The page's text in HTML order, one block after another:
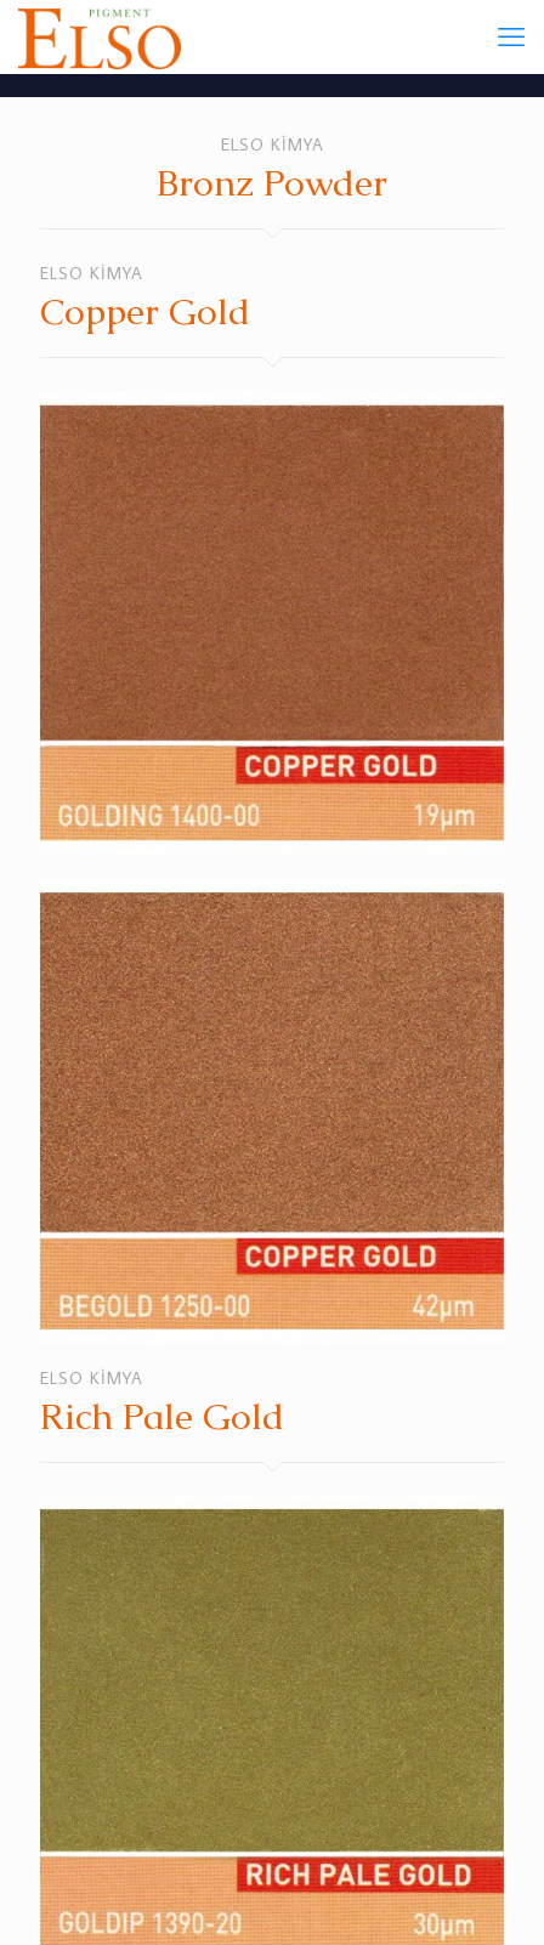
ELSO KİMYA
Bronz Powder
ELSO KİMYA
Copper Gold
ELSO KİMYA
Rich Pale Gold